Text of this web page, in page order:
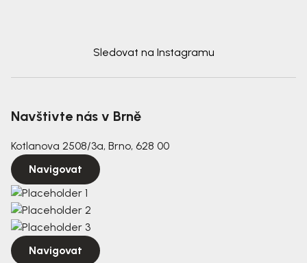
Sledovat na Instagramu
Navštivte nás v Brně
Kotlanova 2508/3a, Brno, 628 00
Navigovat
Navigovat